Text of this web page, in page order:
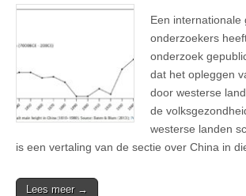
Een internationale
onderzoekers
onderzoek
dat het opleggen
door westerse
de
westerse landen
is een vertaling van de sectie over China in
Lees meer →